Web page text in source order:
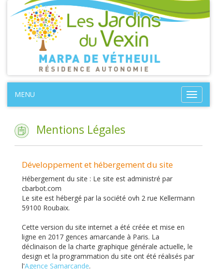
Toggle
MENU
Mentions Légales
Développement et hébergement du site
Hébergement du site : Le site est administré par
cbarbot.com
Le site est hébergé par la société ovh 2 rue Kellermann
59100 Roubaix.
Cette version du site internet a été créée et mise en
ligne en 2017 gences amarcande à Paris. La
déclinaison de la charte graphique générale actuelle, le
design et la programmation du site ont été réalisés par
l'Agence Samarcande.